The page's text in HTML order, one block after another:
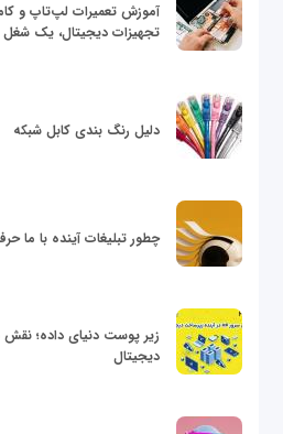
آموزش تعمیرات لپ‌تاپ و
تجهیزات دیجیتال، یک شغل
دلیل رنگ بندی کابل شبکه
چطور تبلیغات آینده با ما
دیجیتال